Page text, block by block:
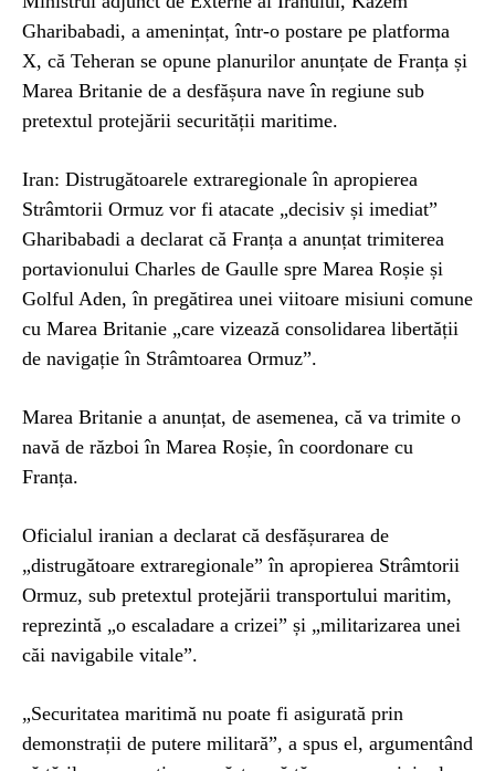
Gharibabadi, a amenințat, într-o postare pe platforma
X, că Teheran se opune planurilor anunțate de Franța și
Marea Britanie de a desfășura nave în regiune sub
pretextul protejării securității maritime.
Iran: Distrugătoarele extraregionale în apropierea
Strâmtorii Ormuz vor fi atacate „decisiv și imediat”
Gharibabadi a declarat că Franța a anunțat trimiterea
portavionului Charles de Gaulle spre Marea Roșie și
Golful Aden, în pregătirea unei viitoare misiuni comune
cu Marea Britanie „care vizează consolidarea libertății
de navigație în Strâmtoarea Ormuz”.
Marea Britanie a anunțat, de asemenea, că va trimite o
navă de război în Marea Roșie, în coordonare cu
Franța.
Oficialul iranian a declarat că desfășurarea de
„distrugătoare extraregionale” în apropierea Strâmtorii
Ormuz, sub pretextul protejării transportului maritim,
reprezintă „o escaladare a crizei” și „militarizarea unei
căi navigabile vitale”.
„Securitatea maritimă nu poate fi asigurată prin
demonstrații de putere militară”, a spus el, argumentând